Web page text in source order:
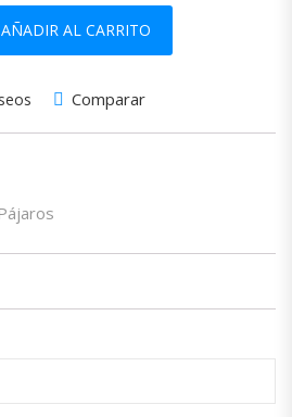
cantidad
AÑADIR AL CARRITO
Comparar